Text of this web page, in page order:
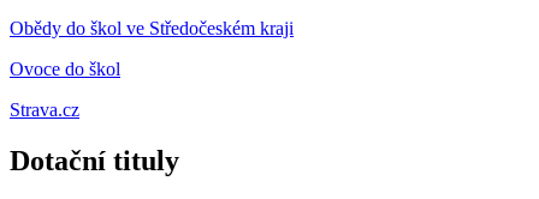
Obědy do škol ve Středočeském kraji
Ovoce do škol
Strava.cz
Dotační tituly